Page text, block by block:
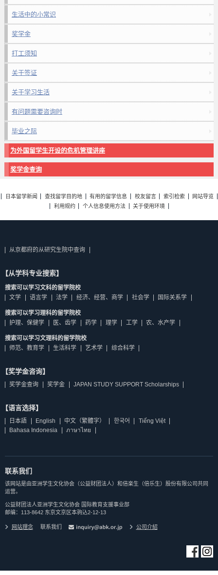
生活中的小常识
奖学金
打工须知
关于签证
关于学习生活
有问题需要咨询时
毕业之际
为外国留学生开设的危机管理讲座
奖学金查询
日本留学新闻 查找留学目的地 有用的留学信息 校友留言 索引检索
网站导览
利用规约
个人信息使用方法 关于使用环境
从京都府的从研究生院中查询
【从学科专业搜索】
搜索可以学习文科的留学院校
文学
语言学 法学 经济、经营、商学 社会学 国际关系学
搜索可以学习理科的留学院校
护理、保健学
医、齿学 药学 理学 工学 农、水产学
搜索可以学习文理科的留学院校
师范、教育学
生活科学 艺术学 综合科学
【奖学金咨询】
奖学金查询 奖学金 JAPAN STUDY SUPPORT Scholarships
【语言选择】
日本語 English 中文（繁體字） 한국어
Tiếng Việt
Bahasa Indonesia
ภาษาไทย
联系我们
该网站是由亚洲学生文化协会（公益财团法人）和倍楽生（倍乐生）股份有限公司共同
运营。
公益财团法人亚洲学生文化协会 国际教育支援事业部
邮编：113-8642 东京文京区本驹込2-12-13
网站理念 联系我们 公司介紹